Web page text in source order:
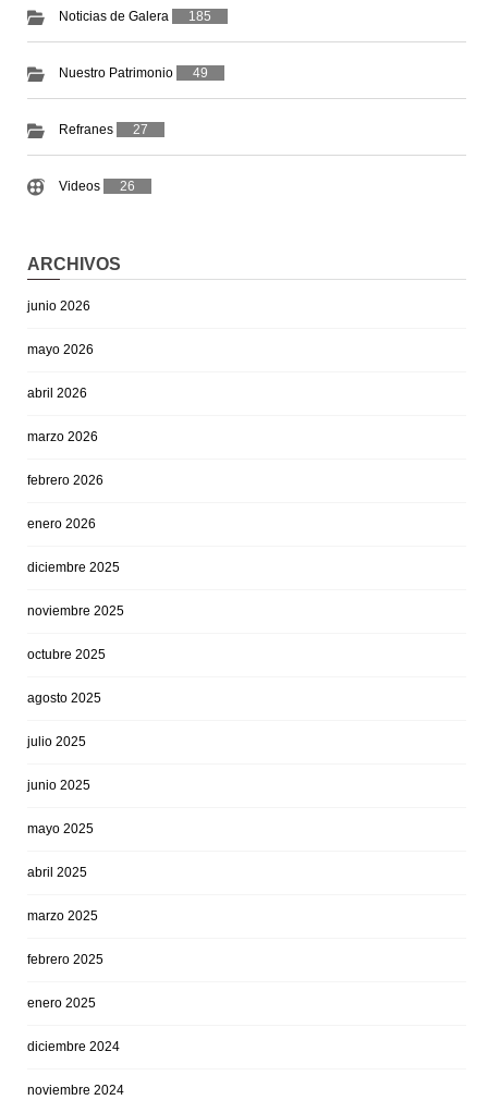
Noticias de Galera 185
Nuestro Patrimonio 49
Refranes 27
Videos 26
ARCHIVOS
junio 2026
mayo 2026
abril 2026
marzo 2026
febrero 2026
enero 2026
diciembre 2025
noviembre 2025
octubre 2025
agosto 2025
julio 2025
junio 2025
mayo 2025
abril 2025
marzo 2025
febrero 2025
enero 2025
diciembre 2024
noviembre 2024